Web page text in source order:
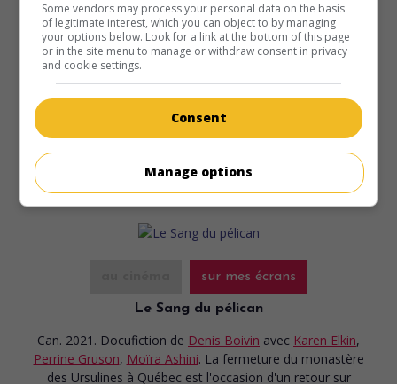
au cinéma sur mes écrans
Ce qu'on respire sur Tatouine
Can. 2025. Comédie dramatiquede
Louis
Carrière,Amaryllis Tremblay,Catherine Brunet. Les
expériences d'un jeune poète atteint de fibrose kystique.
sur mes écrans
Le Sang du pélican
Can. 2021. Docufiction de Denis Boivin avec Karen Elkin,
Perrine Gruson, Moïra Ashini. La fermeture du monastère
des Ursulines à Québec est l'occasion d'un retour sur
Some vendors may process your personal data on the basis
of legitimate interest, which you can object to by managing
your options below. Look for a link at the bottom of this page
or in the site menu to manage or withdraw consent in privacy
and cookie settings.
Consent
Manage options